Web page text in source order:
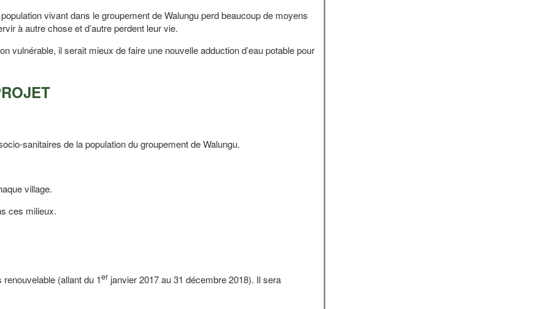
vivant dans le groupement de Walungu perd beaucoup de moyens
à autre chose et d’autre perdent leur vie.
vulnérable, il serait mieux de faire une nouvelle adduction d’eau potable pour
sanitaires de la population du groupement de Walungu.
village.
ces milieux.
(allant du 1er janvier 2017 au 31 décembre 2018). Il sera